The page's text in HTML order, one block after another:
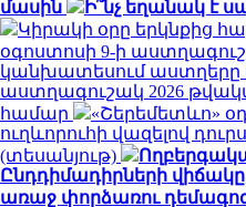
մասին
Ի՞նչ եղանակ է
Կիրակի օրը երկնքից
օգոստոսի 9-ի
կանխատեսում աստղերը
աստղագուշակ 2026
համար
«Շերեմետևո»
ուղևորուհի վազելով
(տեսանյութ)
Ընդդիմադիրների
առաջ փորձառու